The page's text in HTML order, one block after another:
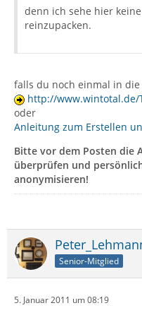
denn ich sehe hier
reinzupacken.
falls du noch einmal in
http://
oder
Anleitung zum Erstellen
Bitte vor dem Posten die
überprüfen und
anonymisieren!
Senior-Mitglied
5. Januar 2011 um 08:19